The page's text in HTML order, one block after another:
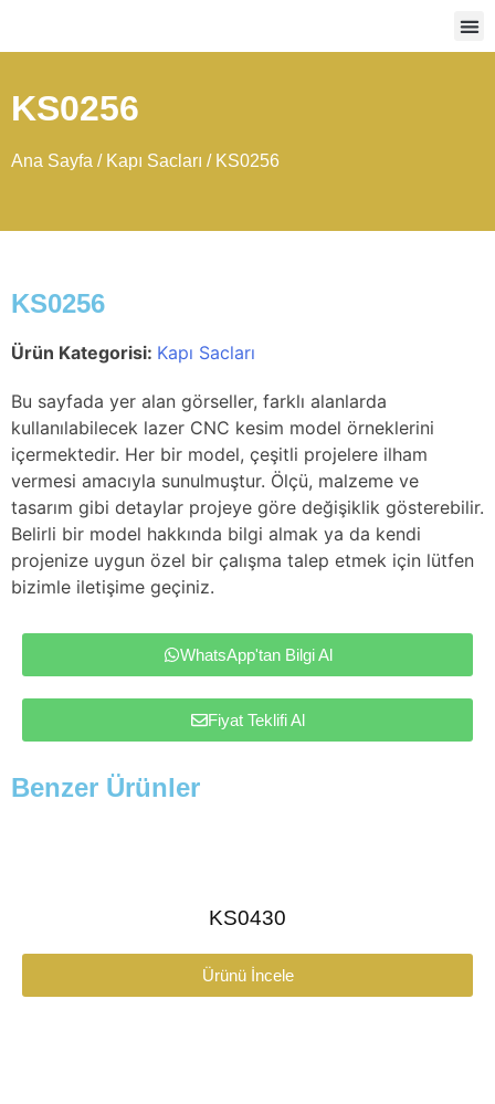
KS0256
Ana Sayfa / Kapı Sacları / KS0256
KS0256
Ürün Kategorisi: Kapı Sacları
Bu sayfada yer alan görseller, farklı alanlarda
kullanılabilecek lazer CNC kesim model örneklerini
içermektedir. Her bir model, çeşitli projelere ilham
vermesi amacıyla sunulmuştur. Ölçü, malzeme ve
tasarım gibi detaylar projeye göre değişiklik gösterebilir.
Belirli bir model hakkında bilgi almak ya da kendi
projenize uygun özel bir çalışma talep etmek için lütfen
bizimle iletişime geçiniz.
WhatsApp'tan Bilgi Al
Fiyat Teklifi Al
Benzer Ürünler
KS0430
Ürünü İncele